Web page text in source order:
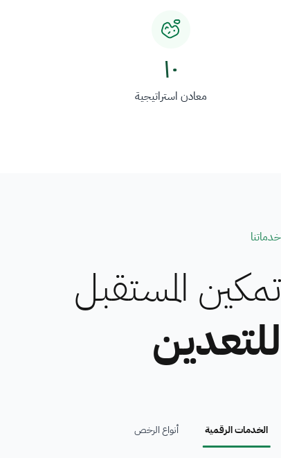
Image
١٠
معادن استراتيجية
خدماتنا
تمكين المستقبل
للتعدين
الخدمات الرقمية أنواع الرخص